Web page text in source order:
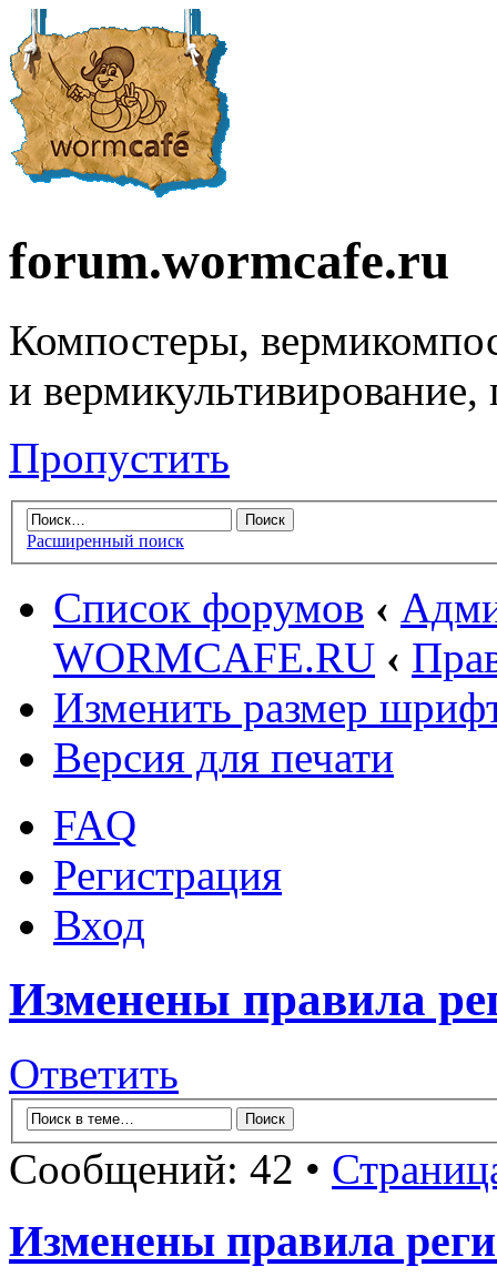
forum.wormcafe.ru
Компостеры,
и
Пропустить
Расширенный поиск
Список форумов ‹
WORMCAFE.RU ‹
Изменить размер
Версия для печати
FAQ
Регистрация
Вход
Изменены правила
Ответить
Сообщений: 42 •
Изменены правила